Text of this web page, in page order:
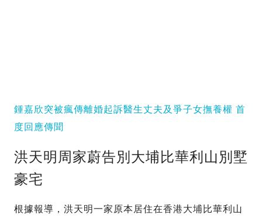
鍾嘉欣突被瘋傳離婚起訴醫生丈夫及爭子女撫養權 首
度回應傳聞
洪天明周家蔚告別大埔比華利山別墅
豪宅
根據報導，洪天明一家原本居住在香港大埔比華利山